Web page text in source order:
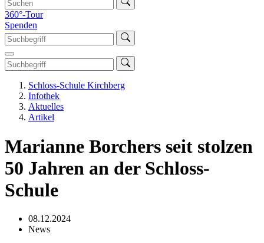
360°-Tour
Spenden
Schloss-Schule Kirchberg
Infothek
Aktuelles
Artikel
Marianne Borchers seit stolzen
50 Jahren an der Schloss-
Schule
08.12.2024
News